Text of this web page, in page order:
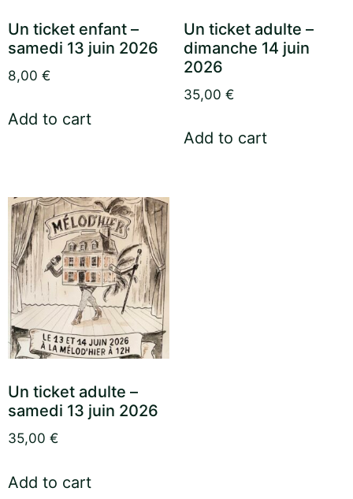
Un ticket enfant –
samedi 13 juin 2026
8,00 €
Add to cart
Un ticket adulte –
dimanche 14 juin
2026
35,00 €
Add to cart
Un ticket adulte –
samedi 13 juin 2026
35,00 €
Add to cart